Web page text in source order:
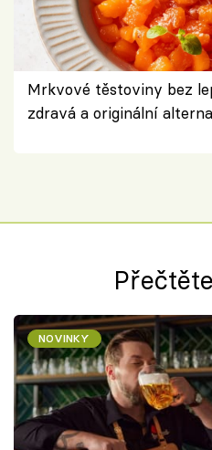
Mrkvové těstoviny bez
zdravá a originální
NOVINKY